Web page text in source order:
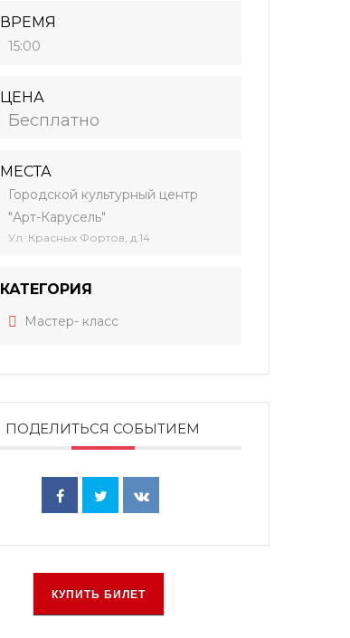
ВРЕМЯ
15:00
ЦЕНА
Бесплатно
МЕСТА
Городской культурный центр
"Арт-Карусель"
Ул. Красных Фортов, д.14
КАТЕГОРИЯ
Мастер- класс
ПОДЕЛИТЬСЯ СОБЫТИЕМ
КУПИТЬ БИЛЕТ